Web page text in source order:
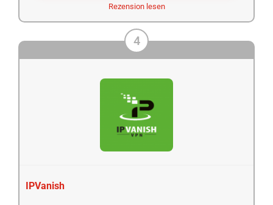
Rezension lesen
4
IPVanish